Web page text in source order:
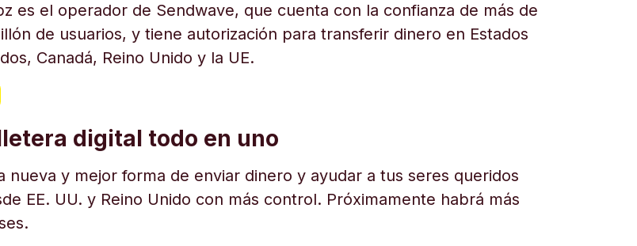
es el operador de Sendwave, que cuenta con la confianza de más de
de usuarios, y tiene autorización para transferir dinero en Estados
Canadá, Reino Unido y la UE.
digital todo en uno
nueva y mejor forma de enviar dinero y ayudar a tus seres queridos
EE. UU. y Reino Unido con más control. Próximamente habrá más